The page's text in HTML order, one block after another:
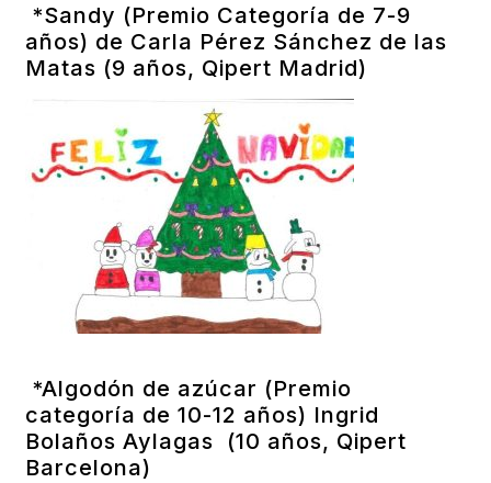
*Sandy (Premio Categoría de 7-9
años) de Carla Pérez Sánchez de las
Matas (9 años, Qipert Madrid)
*Algodón de azúcar (Premio
categoría de 10-12 años) Ingrid
Bolaños Aylagas (10 años, Qipert
Barcelona)